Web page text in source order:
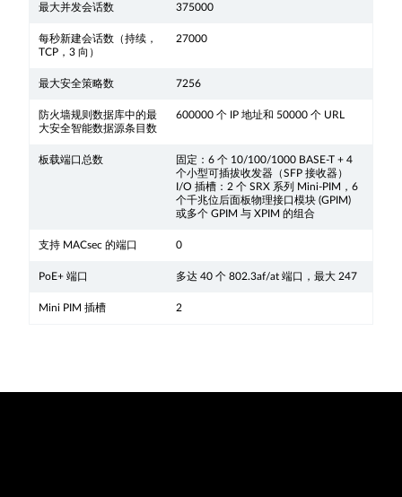
最大并发会话数 375000
每秒新建会话数（持续，
TCP，3 向）
27000
最大安全策略数 7256
防火墙规则数据库中的最
大安全智能数据源条目数
600000 个 IP 地址和 50000 个 URL
板载端口总数
固定：6 个 10/100/1000 BASE-T + 4
个小型可插拔收发器（SFP 接收器）
I/O 插槽：2 个 SRX 系列 Mini-PIM，6
个千兆位后面板物理接口模块 (GPIM)
或多个 GPIM 与 XPIM 的组合
支持 MACsec 的端口 0
PoE+ 端口 多达 40 个 802.3af/at 端口，最大 247
Mini PIM 插槽 2